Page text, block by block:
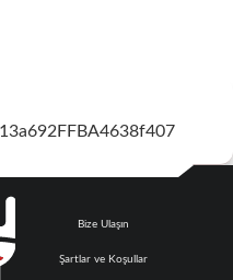
Pop's Roast Turkey Sandwich
Bize Ulaşın
Şartlar ve Koşullar